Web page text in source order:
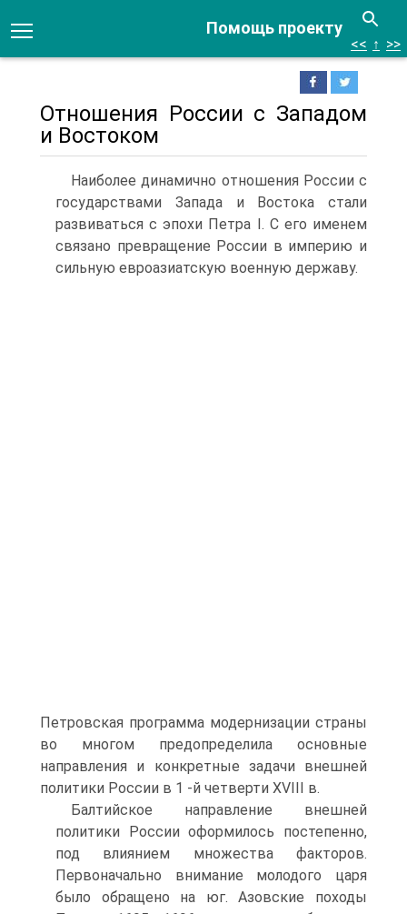
Помощь проекту
<< ↑ >>
Отношения России с Западом
и Востоком
Наиболее динамично отношения России с
государ­ствами Запада и Востока стали
развиваться с эпохи Петра I. С его именем
связано превращение России в империю и
сильную евроазиатскую военную державу.
Петровская программа модернизации страны
во многом предопредели­ла основные
направления и конкретные задачи внешней
политики России в 1 -й четверти XVIII в.
Балтийское направление внешней
политики Рос­сии оформилось постепенно,
под влиянием множества факторов.
Первоначально внимание молодого царя
было обращено на юг. Азовские походы